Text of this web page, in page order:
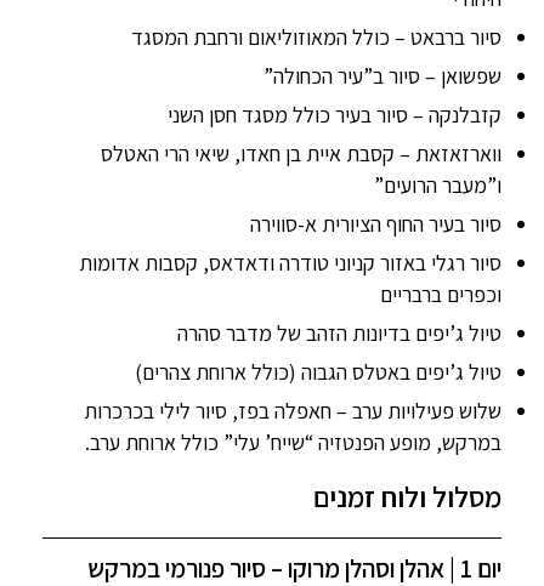
סיור ברבאט – כולל המאוזוליאום ורחבת המסגד
שפשואן – סיור ב”עיר הכחולה”
קזבלנקה – סיור בעיר כולל מסגד חסן השני
ווארזאזאת – קסבת איית בן חאדו, שיאי הרי האטלס
ו”מעבר הרועים”
סיור בעיר החוף הציורית א-סווירה
סיור רגלי באזור קניוני טודרה ודאדאס, קסבות אדומות
וכפרים ברבריים
טיול ג’יפים בדיונות הזהב של מדבר סהרה
טיול ג’יפים באטלס הגבוה (כולל ארוחת צהרים)
שלוש פעילויות ערב – חאפלה בפז, סיור לילי בכרכרות
במרקש, מופע הפנטזיה “שייח’ עלי” כולל ארוחת ערב.
מסלול ולוח זמנים
יום 1 | אהלן וסהלן מרוקו – סיור פנורמי במרקש